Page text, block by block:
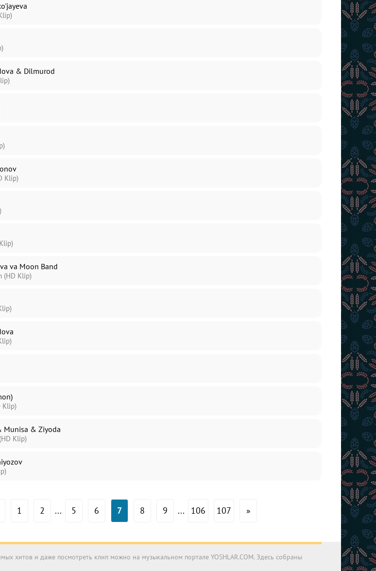
& Dilmurod
Klip)
va Moon Band
(HD Klip)
Klip)
Munisa & Ziyoda
Klip)
1 2 ... 5 6 7 8 9 ... 106 107 »
хитов и даже посмотреть клип можно на музыкальном портале YOSHLAR.COM. Здесь собраны